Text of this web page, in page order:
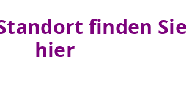
finden Sie
hier